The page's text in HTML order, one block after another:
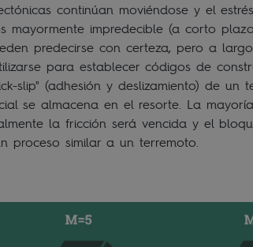
continúan moviéndose y el
mayormente impredecible (a corto
predecirse con certeza, pero a
para establecer códigos de
slip" (adhesión y deslizamiento) de un
se almacena en el resorte. La
la fricción será vencida y el
proceso similar a un terremoto.